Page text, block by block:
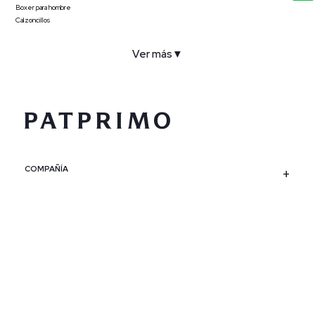
Boxer para hombre
Calzoncillos
Ver más ▼
COMPAÑÍA